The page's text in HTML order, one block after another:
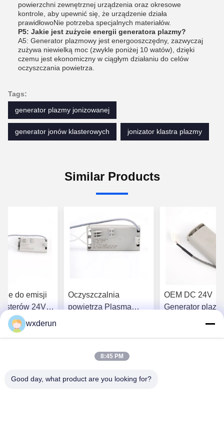
powierzchni zewnętrznej urządzenia oraz okresowe
kontrole, aby upewnić się, że urządzenie działa
prawidłowoNie potrzeba specjalnych materiałów.
P5: Jakie jest zużycie energii generatora plazmy?
A5: Generator plazmowy jest energooszczędny, zazwyczaj
zużywa niewielką moc (zwykle poniżej 10 watów), dzięki
czemu jest ekonomiczny w ciągłym działaniu do celów
oczyszczania powietrza.
Tags:
generator plazmy jonizowanej
generator jonów klasterowych jonizator klastra plazmy
Similar Products
do emisji
24V
HVAC
powietrza
Oczyszczalnia
powietrza Plasma
OEM DC 24V
Generator
jonizowanej
wxderun
8:45 PM
Good day, what product are you looking for?